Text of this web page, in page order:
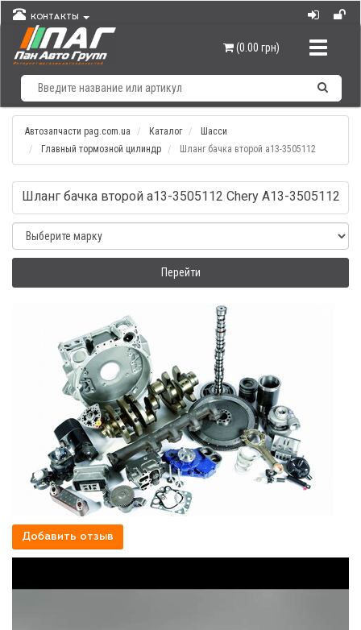
КОНТАКТЫ
(0.00 грн)
Автозапчасти pag.com.ua Каталог
Шасси
Главный тормозной цилиндр
Шланг бачка второй а13-3505112
Шланг бачка второй а13-3505112 Chery A13-3505112
Перейти
Добавить отзыв